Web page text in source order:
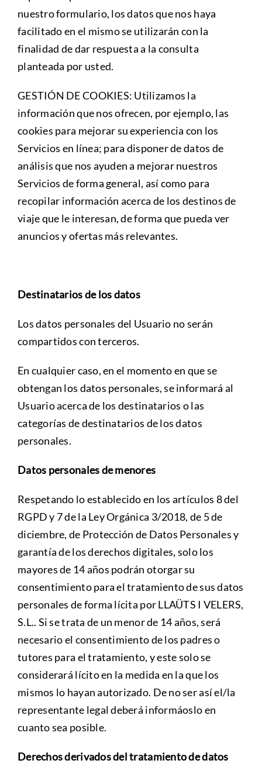
nuestro formulario, los datos que nos haya
facilitado en el mismo se utilizarán con la
finalidad de dar respuesta a la consulta
planteada por usted.
GESTIÓN DE COOKIES: Utilizamos la
información que nos ofrecen, por ejemplo, las
cookies para mejorar su experiencia con los
Servicios en línea; para disponer de datos de
análisis que nos ayuden a mejorar nuestros
Servicios de forma general, así como para
recopilar información acerca de los destinos de
viaje que le interesan, de forma que pueda ver
anuncios y ofertas más relevantes.
Destinatarios de los datos
Los datos personales del Usuario no serán
compartidos con terceros.
En cualquier caso, en el momento en que se
obtengan los datos personales, se informará al
Usuario acerca de los destinatarios o las
categorías de destinatarios de los datos
personales.
Datos personales de menores
Respetando lo establecido en los artículos 8 del
RGPD y 7 de la Ley Orgánica 3/2018, de 5 de
diciembre, de Protección de Datos Personales y
garantía de los derechos digitales, solo los
mayores de 14 años podrán otorgar su
consentimiento para el tratamiento de sus datos
personales de forma lícita por LLAÜTS I VELERS,
S.L.. Si se trata de un menor de 14 años, será
necesario el consentimiento de los padres o
tutores para el tratamiento, y este solo se
considerará lícito en la medida en la que los
mismos lo hayan autorizado. De no ser así el/la
representante legal deberá informáoslo en
cuanto sea posible.
Derechos derivados del tratamiento de datos